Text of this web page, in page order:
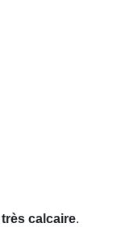
très calcaire.